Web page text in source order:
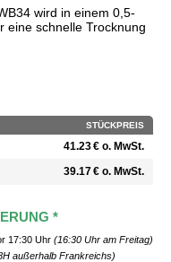
wird in einem 0,5-
eine schnelle Trocknung
STÜCKPREIS
41.23 € o. MwSt.
39.17 € o. MwSt.
*
17:30 Uhr (16:30 Uhr am Freitag)
außerhalb Frankreichs)